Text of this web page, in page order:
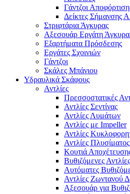
Γάντζοι
Δείκτες Σήμανσης
Στριφτάρια Άγκυρας
Αξεσουάρ Εργάτη
Εξαρτήματα Πρόσδεσης
Εργάτες Σχοινιών
Γάντζοι
Σκάλες Μπάνιου
Υδραυλικά Σκάφους
Αντλίες
Πρεσσοστατικές
Αντλίες Σεντίνας
Αντλίες Λυμάτων
Αντλίες με Impeller
Αντλίες
Αντλίες Πλυσίματος
Κουτιά
Βυθιζόμενες
Αυτόματες
Αντλίες Ζωντανού
Αξεσουάρ για